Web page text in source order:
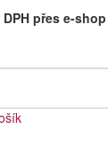
přes e-shop